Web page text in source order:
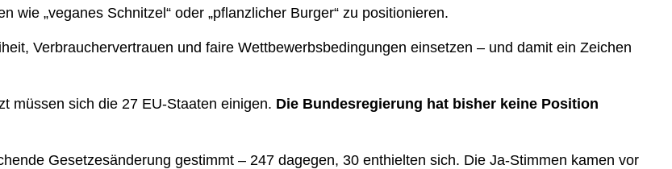
„veganes Schnitzel“ oder „pflanzlicher Burger“ zu positionieren.
Verbrauchervertrauen und faire Wettbewerbsbedingungen einsetzen – und damit ein Zeichen
müssen sich die 27 EU-Staaten einigen. Die Bundesregierung hat bisher keine Position
Gesetzesänderung gestimmt – 247 dagegen, 30 enthielten sich. Die Ja-Stimmen kamen vor